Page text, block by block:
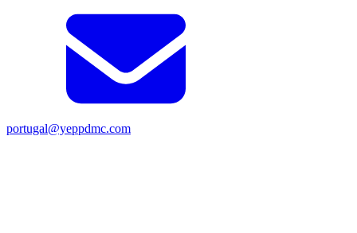
portugal@yeppdmc.com